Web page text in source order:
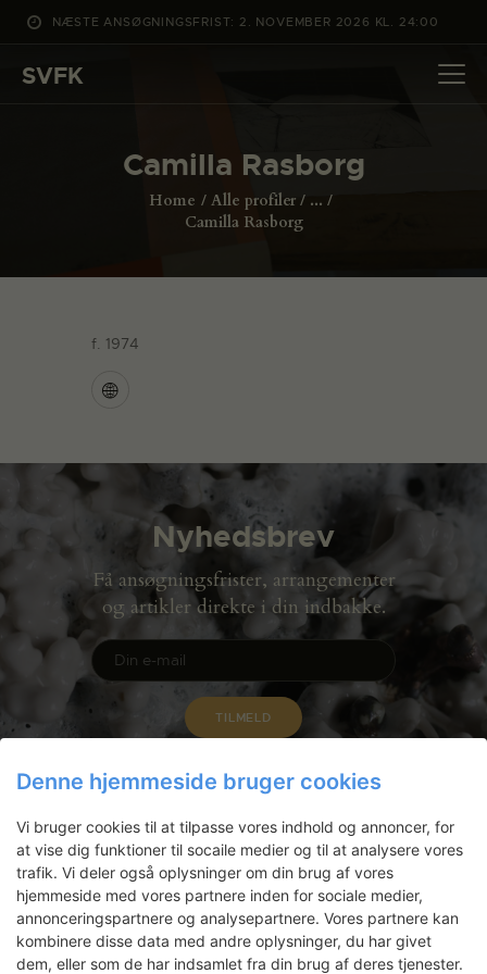
NÆSTE ANSØGNINGSFRIST: 2. NOVEMBER 2026 KL. 24:00
SVFK
Camilla Rasborg
Home Alle profiler
...
Camilla Rasborg
DET SKER
CHANNEL
f. 1974
Nyhedsbrev
Få ansøgningsfrister, arrangementer
og artikler direkte i din indbakke.
Denne hjemmeside bruger cookies
Vi bruger cookies til at tilpasse vores indhold og annoncer, for
at vise dig funktioner til socaile medier og til at analysere vores
trafik. Vi deler også oplysninger om din brug af vores
hjemmeside med vores partnere inden for sociale medier,
annonceringspartnere og analysepartnere. Vores partnere kan
kombinere disse data med andre oplysninger, du har givet
dem, eller som de har indsamlet fra din brug af deres tjenester.